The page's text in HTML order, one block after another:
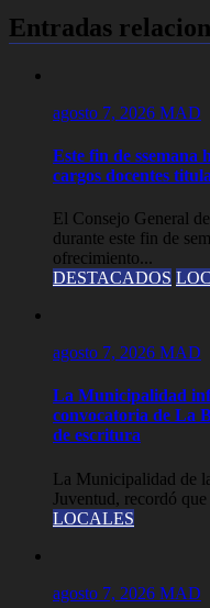
Entradas
agosto 7, 2026 MAD
Este fin de
cargos docentes
El Consejo General
durante este fin de
ofrecimiento...
DESTACADOS
agosto 7, 2026 MAD
La Municipalidad
convocatoria de La
de escritura
La Municipalidad de
Juventud, recordó
LOCALES
agosto 7, 2026 MAD